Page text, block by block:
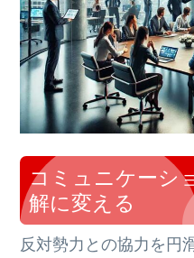
コミュニケーシ
解に変える
反対勢力との協力を円